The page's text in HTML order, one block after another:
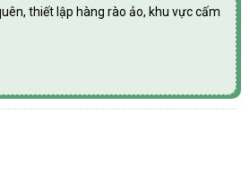
thiết lập hàng rào ảo, khu vực cấm